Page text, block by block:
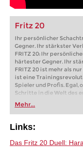
Fritz 20
Ihr persönlicher
Gegner. Ihr stärkster
FRITZ 20: Ihr
härtester Gegner. Ihr
FRITZ 20 ist mehr als
ist eine
Spieler und Profis. Egal,
Schritte in die Welt des
Schachtrainings machen
Turnierniveau spielen:
Sie effizienter,
je zuvor.
Mehr...
Links:
Das Fritz 20 Duell: